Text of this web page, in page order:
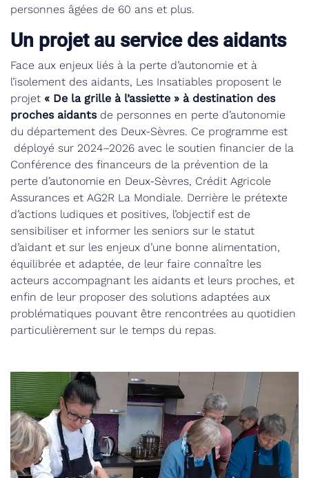
personnes âgées de 60 ans et plus.
Un projet au service des aidants
Face aux enjeux liés à la perte d’autonomie et à
l’isolement des aidants, Les Insatiables proposent le
projet « De la grille à l’assiette » à destination des
proches aidants de personnes en perte d’autonomie
du département des Deux-Sèvres. Ce programme est
déployé sur 2024–2026 avec le soutien financier de la
Conférence des financeurs de la prévention de la
perte d’autonomie en Deux-Sèvres, Crédit Agricole
Assurances et AG2R La Mondiale. Derrière le prétexte
d’actions ludiques et positives, l’objectif est de
sensibiliser et informer les seniors sur le statut
d’aidant et sur les enjeux d’une bonne alimentation,
équilibrée et adaptée, de leur faire connaître les
acteurs accompagnant les aidants et leurs proches, et
enfin de leur proposer des solutions adaptées aux
problématiques pouvant être rencontrées au quotidien
particulièrement sur le temps du repas.